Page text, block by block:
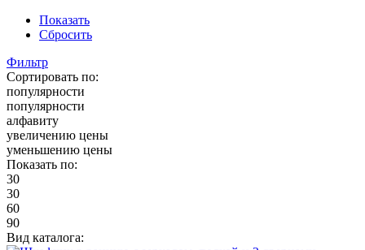
Показать
Сбросить
Фильтр
Сортировать по:
популярности
популярности
алфавиту
увеличению цены
уменьшению цены
Показать по:
30
30
60
90
Вид каталога: